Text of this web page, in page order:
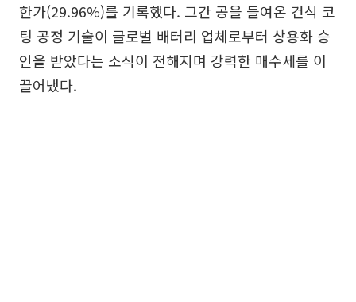
한가(29.96%)를 기록했다. 그간 공을 들여온 건식 코
팅 공정 기술이 글로벌 배터리 업체로부터 상용화 승
인을 받았다는 소식이 전해지며 강력한 매수세를 이
끌어냈다.